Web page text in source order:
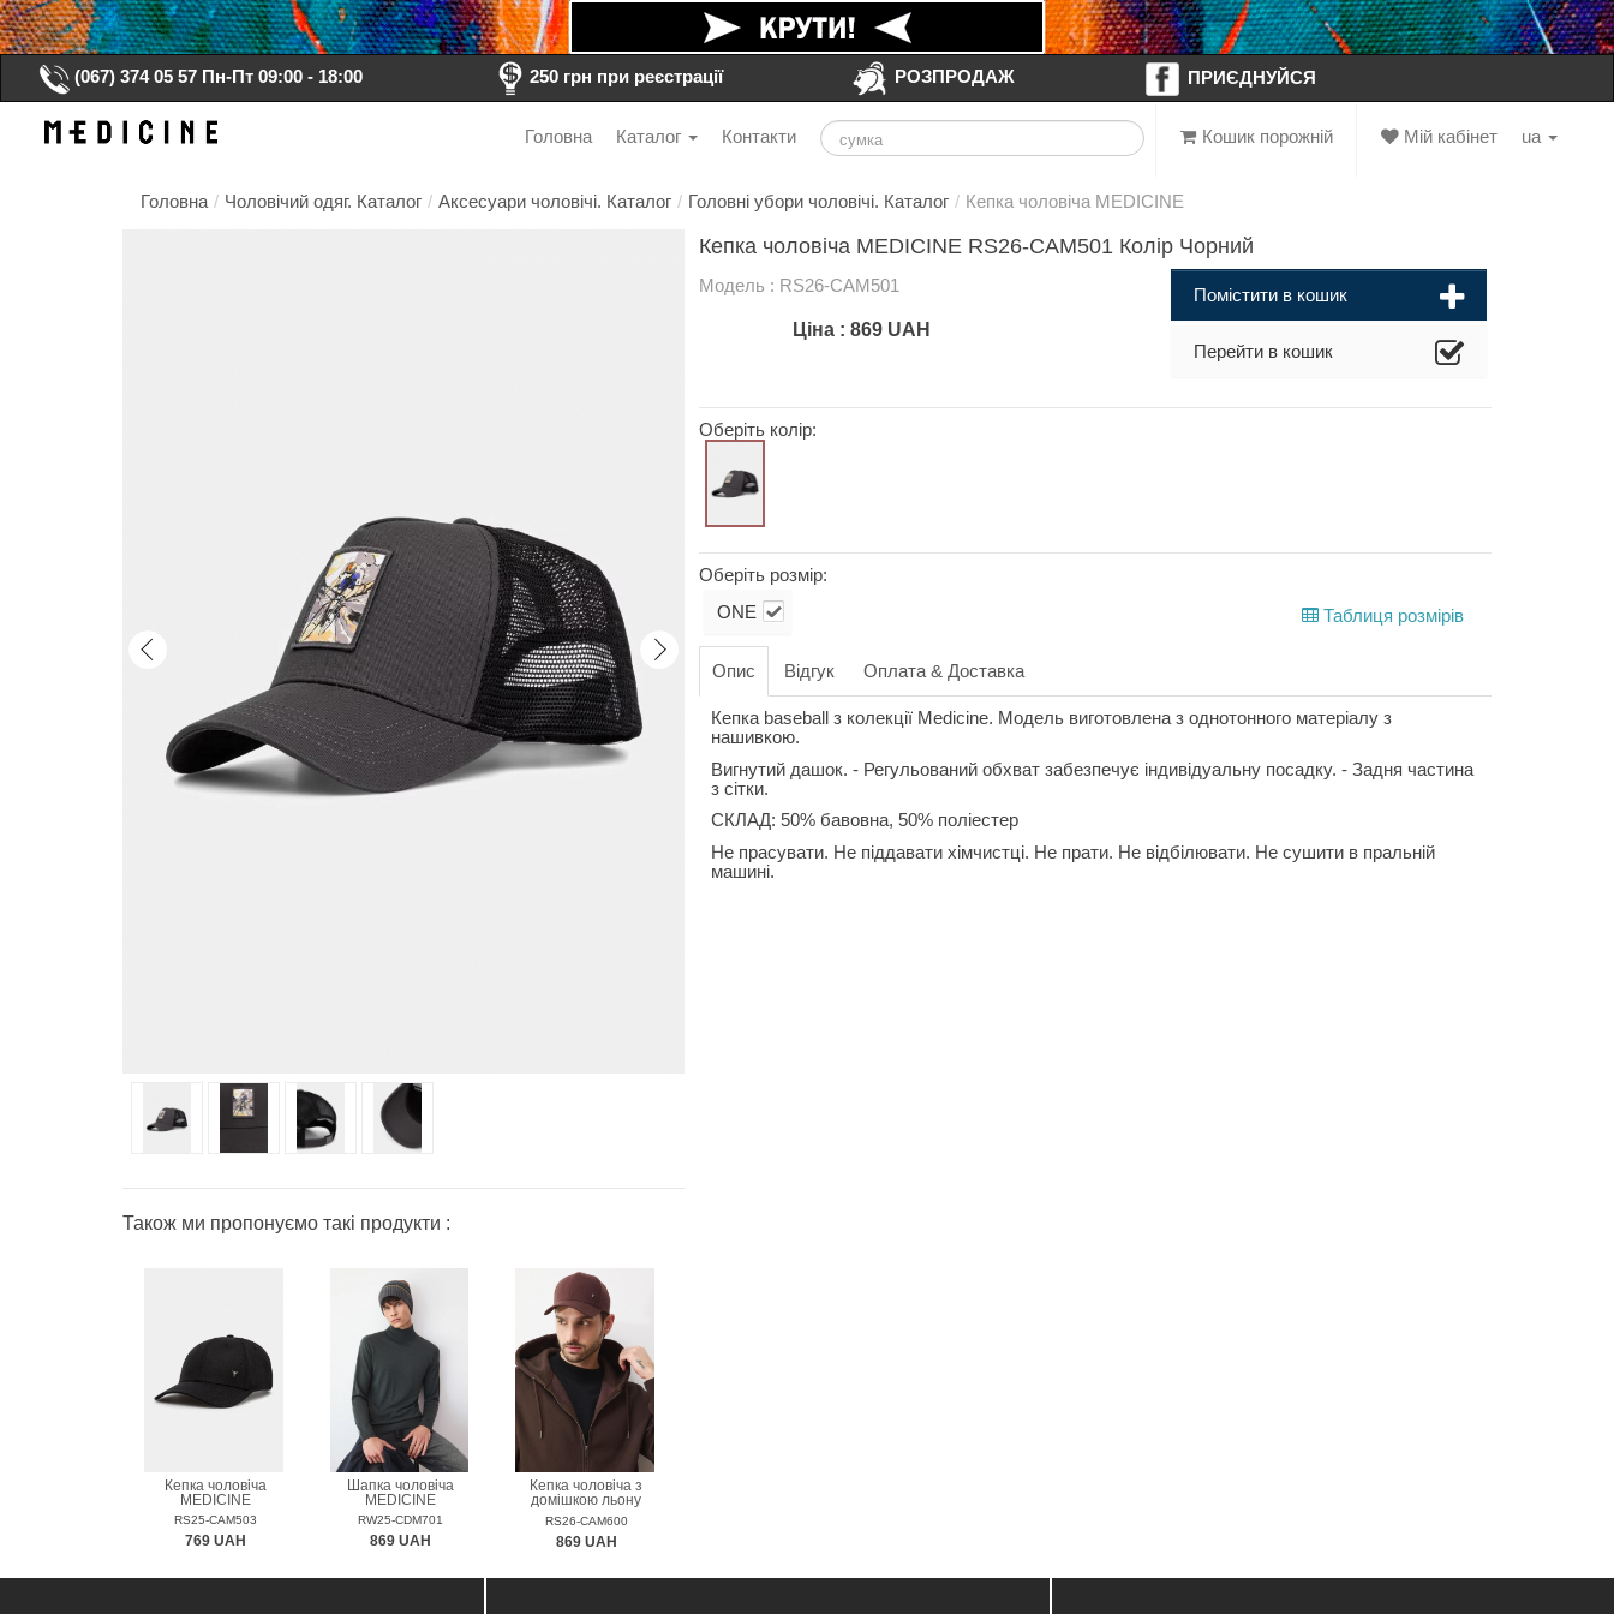
(067) 374 05 57 Пн-Пт 09:00 - 18:00 250 грн при реєстрації РОЗПРОДАЖ ПРИЄДНУЙСЯ
ua
Мій кабінет
Кошик порожній
Головна Каталог Контакти
Головна / Чоловічий одяг. Каталог / Аксесуари чоловічі. Каталог / Головні убори чоловічі. Каталог / Кепка чоловіча MEDICINE
Також ми пропонуємо такі продукти :
Кепка чоловіча
MEDICINE
RS25-CAM503
769 UAH
Шапка чоловіча
MEDICINE
RW25-CDM701
869 UAH
Кепка чоловіча з
домішкою льону
MEDICINE
RS26-CAM600
869 UAH
Кепка чоловіча MEDICINE RS26-CAM501 Колір Чорний
Модель : RS26-CAM501
Ціна : 869 UAH
Помістити в кошик
Перейти в кошик
Оберіть колір:
Оберіть розмір:
ONE Таблиця розмірів
Опис Відгук Оплата & Доставка
Кепка baseball з колекції Medicine. Модель виготовлена з однотонного матеріалу з
нашивкою.
Вигнутий дашок. - Регульований обхват забезпечує індивідуальну посадку. - Задня частина
з сітки.
СКЛАД: 50% бавовна, 50% поліестер
Не прасувати. Не піддавати хімчистці. Не прати. Не відбілювати. Не сушити в пральній
машині.